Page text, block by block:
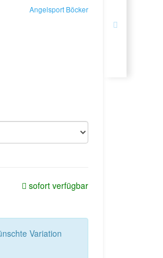
Angelsport Böcker
sofort verfügbar
Variation